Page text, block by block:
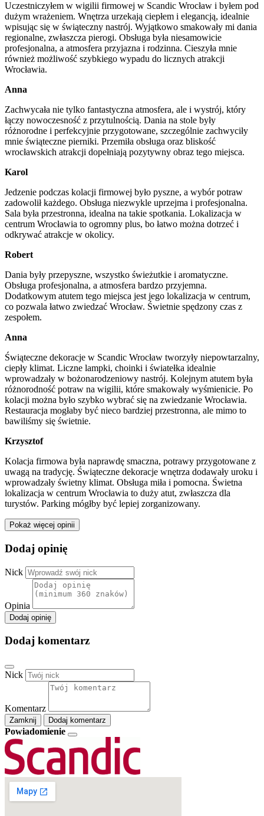
Uczestniczyłem w wigilii firmowej w Scandic Wrocław i byłem pod
dużym wrażeniem. Wnętrza urzekają ciepłem i elegancją, idealnie
wpisując się w świąteczny nastrój. Wyjątkowo smakowały mi dania
regionalne, zwłaszcza pierogi. Obsługa była niesamowicie
profesjonalna, a atmosfera przyjazna i rodzinna. Cieszyła mnie
również możliwość szybkiego wypadu do licznych atrakcji
Wrocławia.
Anna
Zachwycała nie tylko fantastyczna atmosfera, ale i wystrój, który
łączy nowoczesność z przytulnością. Dania na stole były
różnorodne i perfekcyjnie przygotowane, szczególnie zachwyciły
mnie świąteczne pierniki. Przemiła obsługa oraz bliskość
wrocławskich atrakcji dopełniają pozytywny obraz tego miejsca.
Karol
Jedzenie podczas kolacji firmowej było pyszne, a wybór potraw
zadowolił każdego. Obsługa niezwykle uprzejma i profesjonalna.
Sala była przestronna, idealna na takie spotkania. Lokalizacja w
centrum Wrocławia to ogromny plus, bo łatwo można dotrzeć i
odkrywać atrakcje w okolicy.
Robert
Dania były przepyszne, wszystko świeżutkie i aromatyczne.
Obsługa profesjonalna, a atmosfera bardzo przyjemna.
Dodatkowym atutem tego miejsca jest jego lokalizacja w centrum,
co pozwala łatwo zwiedzać Wrocław. Świetnie spędzony czas z
zespołem.
Anna
Świąteczne dekoracje w Scandic Wrocław tworzyły niepowtarzalny,
ciepły klimat. Liczne lampki, choinki i światełka idealnie
wprowadzały w bożonarodzeniowy nastrój. Kolejnym atutem była
różnorodność potraw na wigilii, które smakowały wyśmienicie. Po
kolacji można było szybko wybrać się na zwiedzanie Wrocławia.
Restauracja mogłaby być nieco bardziej przestronna, ale mimo to
bawiliśmy się świetnie.
Krzysztof
Kolacja firmowa była naprawdę smaczna, potrawy przygotowane z
uwagą na tradycję. Świąteczne dekoracje wnętrza dodawały uroku i
wprowadzały świetny klimat. Obsługa miła i pomocna. Świetna
lokalizacja w centrum Wrocławia to duży atut, zwłaszcza dla
turystów. Parking mógłby być lepiej zorganizowany.
Pokaż więcej opinii
Dodaj opinię
Nick
Opinia
Dodaj opinię
Dodaj komentarz
Nick
Komentarz
Zamknij Dodaj komentarz
Powiadomienie